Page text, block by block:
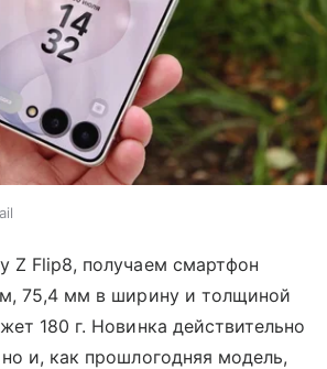
Z Flip8, получаем смартфон
75,4 мм в ширину и толщиной
180 г. Новинка действительно
и, как прошлогодняя модель,